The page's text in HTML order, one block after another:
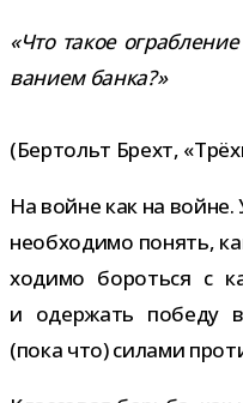
«Что такое
ва­нием банка?»
(Бертольт Брехт,
На войне как на
необ­хо­димо понять,
хо­димо бороться с
и одер­жать победу
(пока что) силами